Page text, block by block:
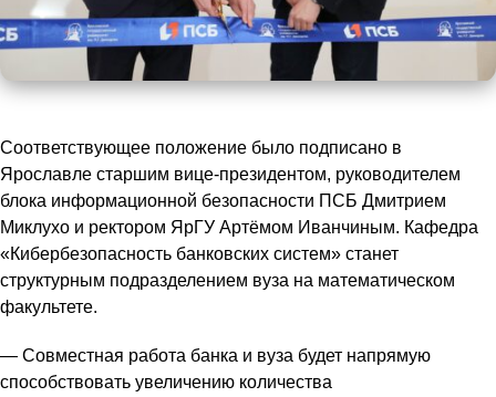
Соответствующее положение было подписано в
Ярославле старшим вице-президентом, руководителем
блока информационной безопасности ПСБ Дмитрием
Миклухо и ректором ЯрГУ Артёмом Иванчиным. Кафедра
«Кибербезопасность банковских систем» станет
структурным подразделением вуза на математическом
факультете.
— Совместная работа банка и вуза будет напрямую
способствовать увеличению количества